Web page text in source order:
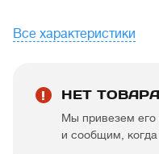
Все характеристики
НЕТ
Мы привезем его
и сообщим,